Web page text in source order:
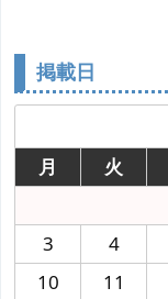
掲載日
月
火
3
4
10
11